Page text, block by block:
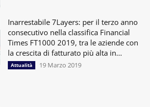
Inarrestabile 7Layers: per il terzo anno
consecutivo nella classifica Financial
Times FT1000 2019, tra le aziende con
la crescita di fatturato più alta in...
Attualità 19 Marzo 2019